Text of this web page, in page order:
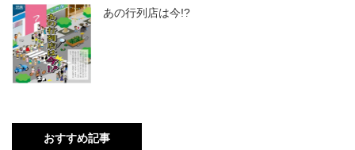
あの行列店は今!?
おすすめ記事